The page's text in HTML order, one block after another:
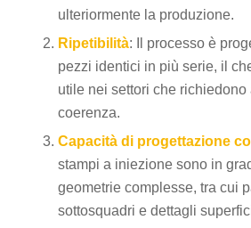
ulteriormente la produzione.
Ripetibilità: Il processo è
pezzi identici in più serie, il
utile nei settori che
coerenza.
Capacità di progettazione
stampi a iniezione sono in
geometrie complesse, tra cui
sottosquadri e dettagli